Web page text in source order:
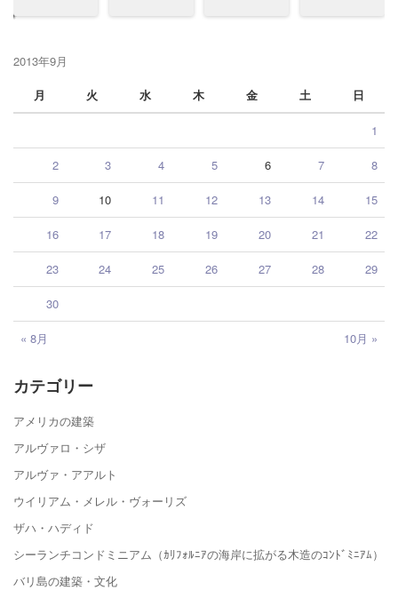
2013年9月
月
火 水 木 金 土 日
« 8月 10月 »
1
2 3 4 5 6 7 8
9 10 11 12 13 14 15
16 17 18 19 20 21 22
23 24 25 26 27 28 29
30
カテゴリー
アメリカの建築
アルヴァロ・シザ
アルヴァ・アアルト
ウイリアム・メレル・ヴォーリズ
ザハ・ハディド
シーランチコンドミニアム（ｶﾘﾌｫﾙﾆｱの海岸に拡がる木造のｺﾝﾄﾞﾐﾆｱﾑ）
バリ島の建築・文化